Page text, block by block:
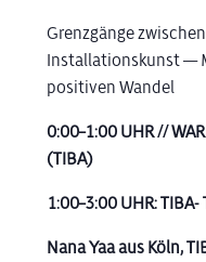
Grenzgänge
Installationskunst —
positiven Wandel
0:00–1:00 UHR //
(TIBA)
1:00–3:00 UHR:TIBA-
Nana Yaa aus Köln,